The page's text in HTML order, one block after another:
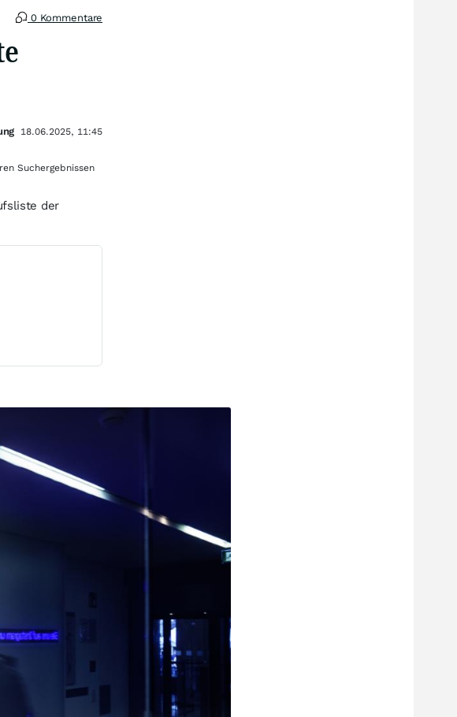
0 Kommentare
der
18.06.2025, 11:45
Suchergebnissen